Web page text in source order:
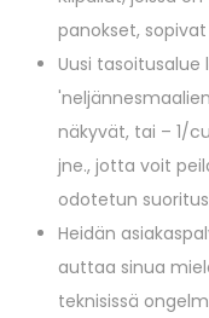
panokset,
Uusi tasoitusalue
näkyvät, tai – 1/
jne., jotta voit
odotetun
Heidän
auttaa sinua
teknisissä